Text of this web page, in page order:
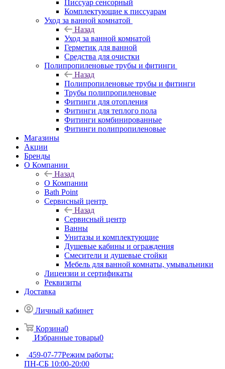
Писсуар сенсорный
Комплектующие к писсуарам
Уход за ванной комнатой
Назад
Уход за ванной комнатой
Герметик для ванной
Средства для очистки
Полипропиленовые трубы и фитинги
Назад
Полипропиленовые трубы и фитинги
Трубы полипропиленовые
Фитинги для отопления
Фитинги для теплого пола
Фитинги комбинированные
Фитинги полипропиленовые
Магазины
Акции
Бренды
О Компании
Назад
О Компании
Bath Point
Сервисный центр
Назад
Сервисный центр
Ванны
Унитазы и комплектующие
Душевые кабины и ограждения
Смесители и душевые стойки
Мебель для ванной комнаты, умывальники
Лицензии и сертификаты
Реквизиты
Доставка
Личный кабинет
Корзина0
Избранные товары0
459-07-77Режим работы:
ПН-СБ 10:00-20:00